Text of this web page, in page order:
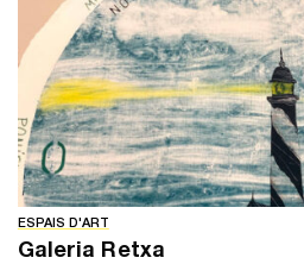
ESPAIS D'ART
Galeria Retxa